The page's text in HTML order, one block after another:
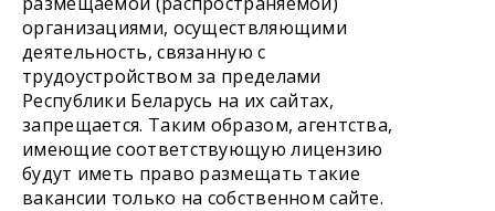
организациями, осуществляющими
деятельность, связанную с
трудоустройством за пределами
Республики Беларусь на их сайтах,
запрещается. Таким образом, агентства,
имеющие соответствующую лицензию
будут иметь право размещать такие
вакансии только на собственном сайте.